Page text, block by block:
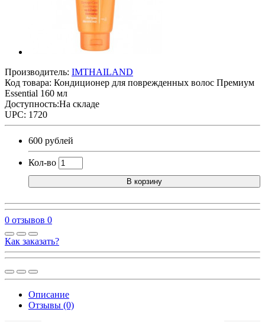
Производитель: IMTHAILAND
Код товара: Кондиционер для поврежденных волос Премиум
Essential 160 мл
Доступность:На складе
UPC: 1720
600 рублей
Кол-во
В корзину
0 отзывов 0
Как заказать?
Описание
Отзывы (0)